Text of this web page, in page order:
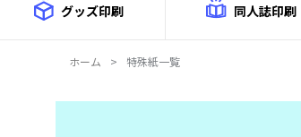
グッズ印刷 同人誌印刷
ホーム > 特殊紙一覧